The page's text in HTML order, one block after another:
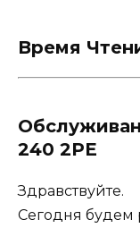
Время
240 2PE
Здравствуйте.
Сегодня будем